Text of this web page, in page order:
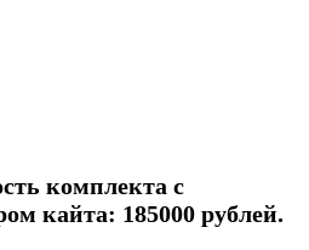
комплекта с
кайта: 185000 рублей.